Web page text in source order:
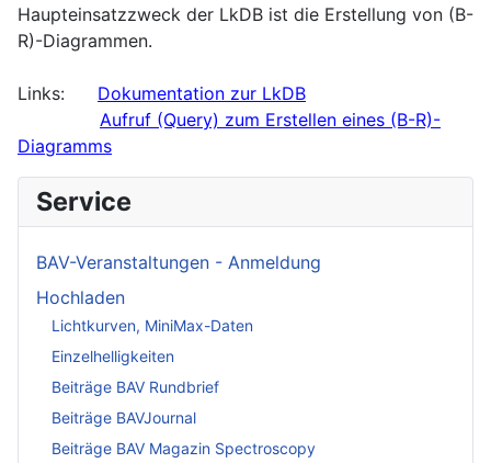
Haupteinsatzzweck der LkDB ist die Erstellung von (B-
R)-Diagrammen.
Links: Dokumentation zur LkDB
Aufruf (Query) zum Erstellen eines (B-R)-
Diagramms
Service
BAV-Veranstaltungen - Anmeldung
Hochladen
Lichtkurven, MiniMax-Daten
Einzelhelligkeiten
Beiträge BAV Rundbrief
Beiträge BAVJournal
Beiträge BAV Magazin Spectroscopy